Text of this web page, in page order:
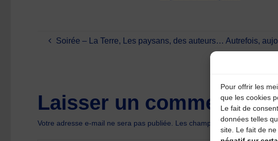
Pour offrir les
que les cookies
Le fait de
données telles
site. Le fait de
Soirée – La Terre, Les paysans, des auteurs… Autrefois,
Laisser un commentaire
Votre adresse e-mail ne sera pas publiée. Les champs obligatoires sont